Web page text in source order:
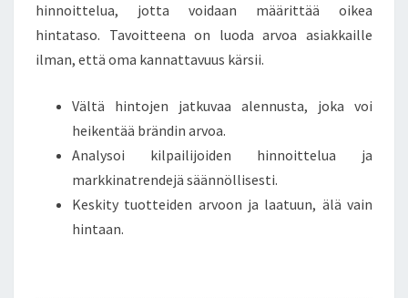
hinnoittelua, jotta voidaan määrittää oikea
hintataso. Tavoitteena on luoda arvoa asiakkaille
ilman, että oma kannattavuus kärsii.
Vältä hintojen jatkuvaa alennusta, joka voi
heikentää brändin arvoa.
Analysoi kilpailijoiden hinnoittelua ja
markkinatrendejä säännöllisesti.
Keskity tuotteiden arvoon ja laatuun, älä vain
hintaan.